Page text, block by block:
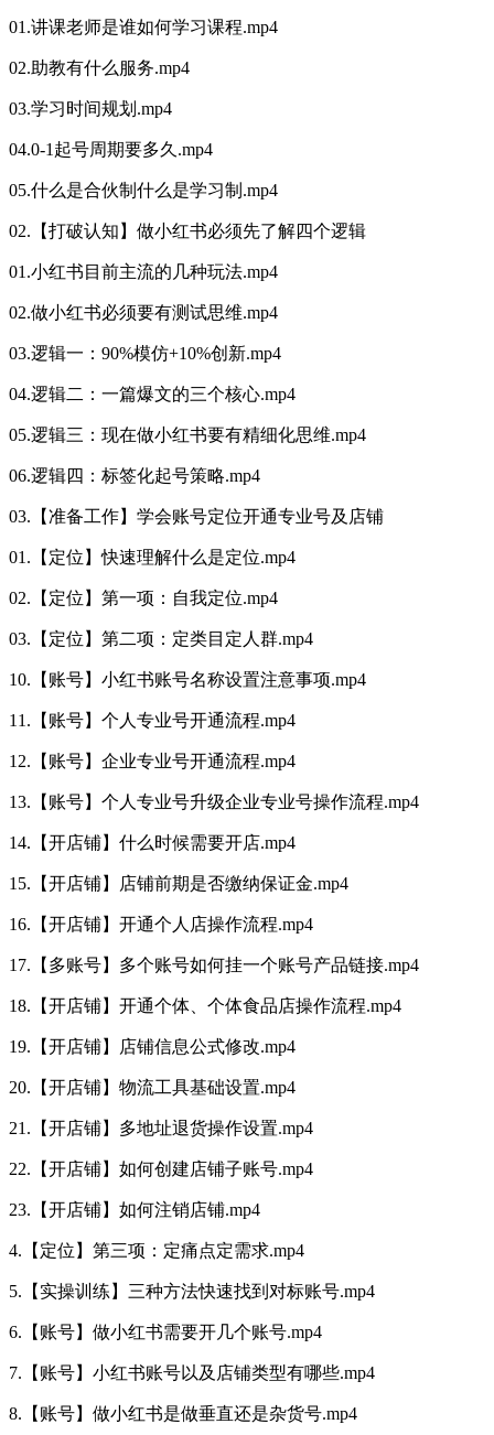
01.讲课老师是谁如何学习课程.mp4
02.助教有什么服务.mp4
03.学习时间规划.mp4
04.0-1起号周期要多久.mp4
05.什么是合伙制什么是学习制.mp4
02.【打破认知】做小红书必须先了解四个逻辑
01.小红书目前主流的几种玩法.mp4
02.做小红书必须要有测试思维.mp4
03.逻辑一：90%模仿+10%创新.mp4
04.逻辑二：一篇爆文的三个核心.mp4
05.逻辑三：现在做小红书要有精细化思维.mp4
06.逻辑四：标签化起号策略.mp4
03.【准备工作】学会账号定位开通专业号及店铺
01.【定位】快速理解什么是定位.mp4
02.【定位】第一项：自我定位.mp4
03.【定位】第二项：定类目定人群.mp4
10.【账号】小红书账号名称设置注意事项.mp4
11.【账号】个人专业号开通流程.mp4
12.【账号】企业专业号开通流程.mp4
13.【账号】个人专业号升级企业专业号操作流程.mp4
14.【开店铺】什么时候需要开店.mp4
15.【开店铺】店铺前期是否缴纳保证金.mp4
16.【开店铺】开通个人店操作流程.mp4
17.【多账号】多个账号如何挂一个账号产品链接.mp4
18.【开店铺】开通个体、个体食品店操作流程.mp4
19.【开店铺】店铺信息公式修改.mp4
20.【开店铺】物流工具基础设置.mp4
21.【开店铺】多地址退货操作设置.mp4
22.【开店铺】如何创建店铺子账号.mp4
23.【开店铺】如何注销店铺.mp4
4.【定位】第三项：定痛点定需求.mp4
5.【实操训练】三种方法快速找到对标账号.mp4
6.【账号】做小红书需要开几个账号.mp4
7.【账号】小红书账号以及店铺类型有哪些.mp4
8.【账号】做小红书是做垂直还是杂货号.mp4